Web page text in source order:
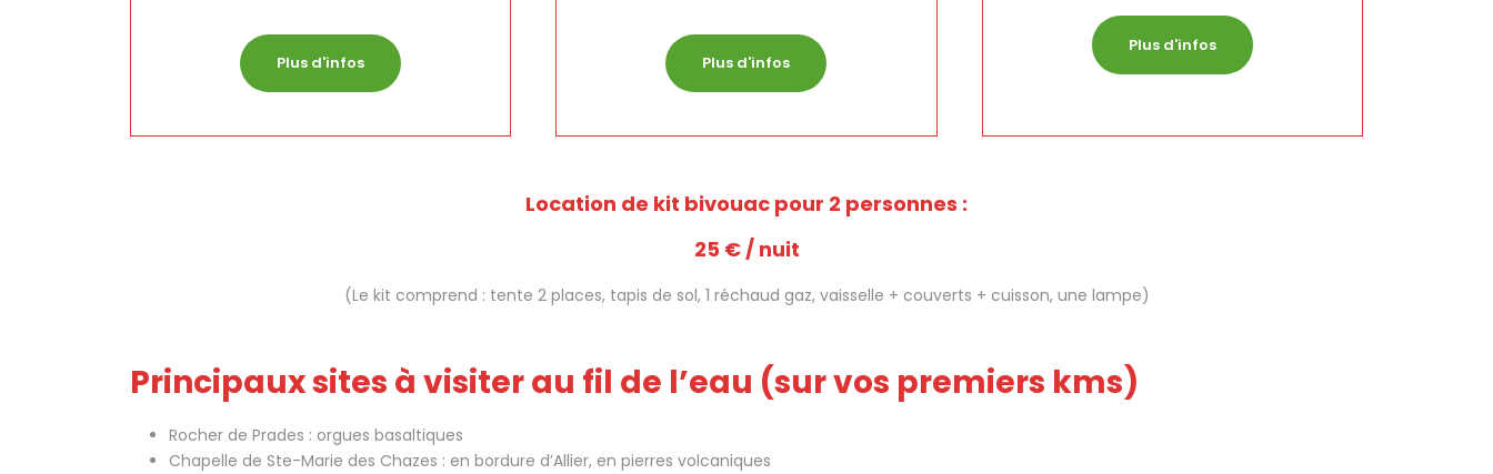
Plus d'infos Plus d'infos
Plus d'infos
Location de kit bivouac pour 2 personnes :
25 € / nuit
(Le kit comprend : tente 2 places, tapis de sol, 1 réchaud gaz, vaisselle + couverts + cuisson, une lampe)
Principaux sites à visiter au fil de l’eau (sur vos premiers kms)
Rocher de Prades : orgues basaltiques
Chapelle de Ste-Marie des Chazes : en bordure d’Allier, en pierres volcaniques